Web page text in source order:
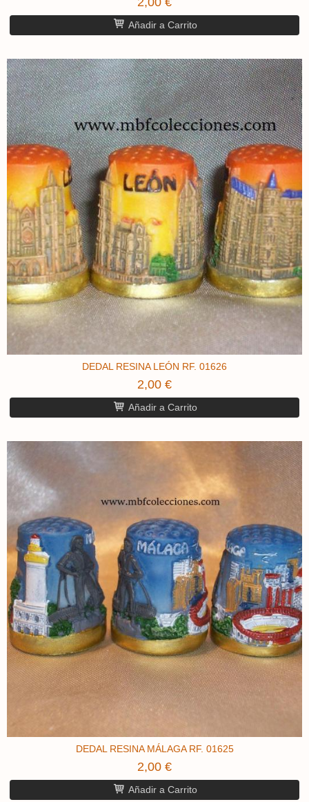
Añadir a Carrito
DEDAL RESINA LEÓN RF. 01626
2,00 €
Añadir a Carrito
DEDAL RESINA MÁLAGA RF. 01625
2,00 €
Añadir a Carrito